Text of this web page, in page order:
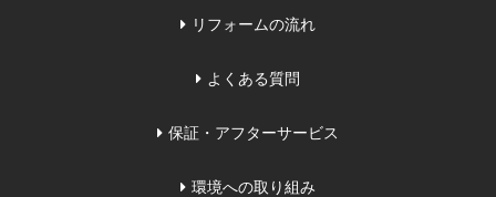
リフォームの流れ
よくある質問
保証・アフターサービス
環境への取り組み